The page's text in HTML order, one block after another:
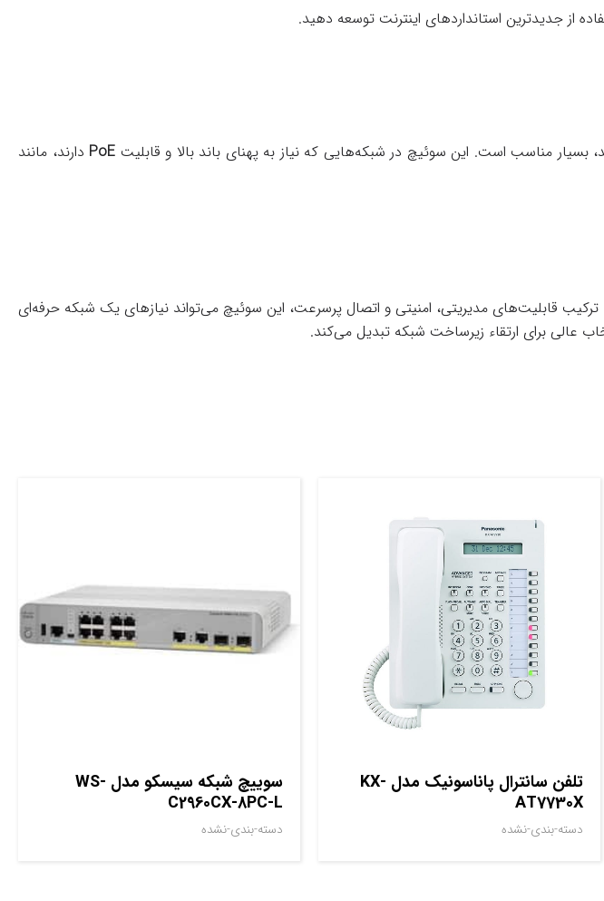
از جدیدترین استانداردهای اینترنت توسعه دهید.
بسیار مناسب است. این سوئیچ در شبکه‌هایی که نیاز به پهنای باند بالا و قابلیت PoE دارند، مانند
قابلیت‌های مدیریتی، امنیتی و اتصال پرسرعت، این سوئیچ می‌تواند نیازهای یک شبکه حرفه‌ای
عالی برای ارتقاء زیرساخت شبکه تبدیل می‌کند.
تلفن سانترال پاناسونیک مدل KX-
AT7730X
دسته-بندی-نشده
سوييچ شبکه سيسکو مدل WS-
C2960CX-8PC-L
دسته-بندی-نشده